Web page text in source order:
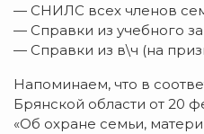
— СНИЛС всех членов
— Справки из учебного
— Справки из в\ч (на
Напоминаем, что в
Брянской области от 20
«Об охране семьи,